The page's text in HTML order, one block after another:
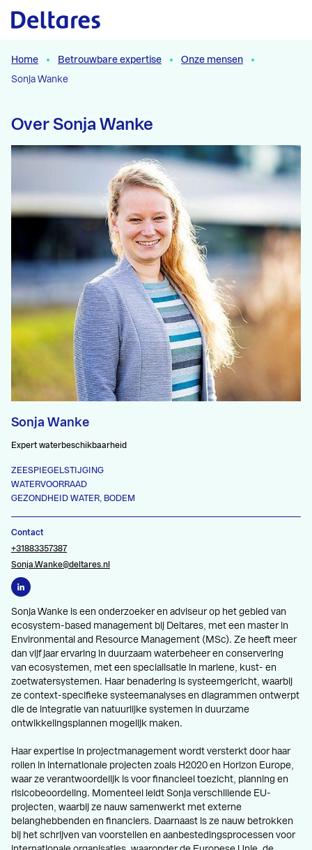
Naar hoofdcontent
Home Betrouwbare expertise
Onze mensen
Sonja Wanke
Over Sonja Wanke
Sonja Wanke
Expert waterbeschikbaarheid
ZEESPIEGELSTIJGING
WATERVOORRAAD
GEZONDHEID WATER, BODEM
Contact
+31883357387
Sonja.Wanke@deltares.nl
Sonja Wanke is een onderzoeker en adviseur op het gebied van
ecosystem-based management bij Deltares, met een master in
Environmental and Resource Management (MSc). Ze heeft meer
dan vijf jaar ervaring in duurzaam waterbeheer en conservering
van ecosystemen, met een specialisatie in mariene, kust- en
zoetwatersystemen. Haar benadering is systeemgericht, waarbij
ze context-specifieke systeemanalyses en diagrammen ontwerpt
die de integratie van natuurlijke systemen in duurzame
ontwikkelingsplannen mogelijk maken.
Haar expertise in projectmanagement wordt versterkt door haar
rollen in internationale projecten zoals H2020 en Horizon Europe,
waar ze verantwoordelijk is voor financieel toezicht, planning en
risicobeoordeling. Momenteel leidt Sonja verschillende EU-
projecten, waarbij ze nauw samenwerkt met externe
belanghebbenden en financiers. Daarnaast is ze nauw betrokken
bij het schrijven van voorstellen en aanbestedingsprocessen voor